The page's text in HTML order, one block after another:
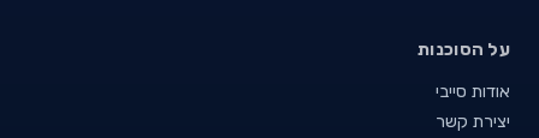
על הסוכנות
אודות סייבי
יצירת קשר